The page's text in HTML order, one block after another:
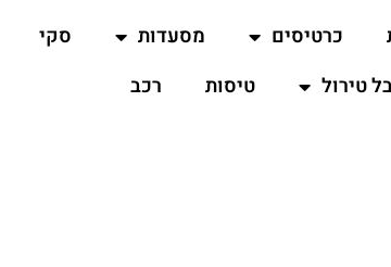
כרטיסים מסעדות סקי
טירול
טיסות רכב